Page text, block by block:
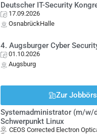
Deutscher IT-Security
17.09.2026
OsnabrückHalle
4. Augsburger Cyber
01.10.2026
Augsburg
Zur
Systemadministrator (m/w/
Schwerpunkt Linux
CEOS Corrected Electron